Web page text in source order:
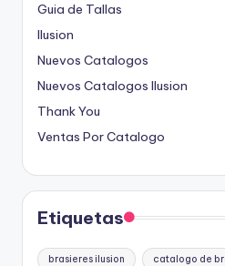
Guia de Tallas
Ilusion
Nuevos Catalogos
Nuevos Catalogos Ilusion
Thank You
Ventas Por Catalogo
Etiquetas
brasieres ilusion catalogo de